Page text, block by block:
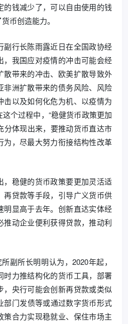
的钱减少了，可以自由使用的钱
币创造能力。
副行长陈雨露近日在全国政协经
，我国应对疫情的冲击可能会经
散带来的冲击、欧美扩散导致外
非洲扩散带来的债务风险、风险
击以及如何化危为机、以疫情为
个过程中，“稳健货币政策更加
分体现出来，要推动货币直达市
为，尽最大努力衔接结构性改革
，稳健的货币政策要更加灵活适
再贷款等手段，引导广义货币供
明显高于去年。创新直达实体经
推动企业便利获得贷款，推动利
副所长明明认为，2020年起，
时力推结构化的货币工具，部署
，央行可能会创新再贷款或类似
部门发债等或通过数字货币形式
策合力实现稳就业、保住市场主